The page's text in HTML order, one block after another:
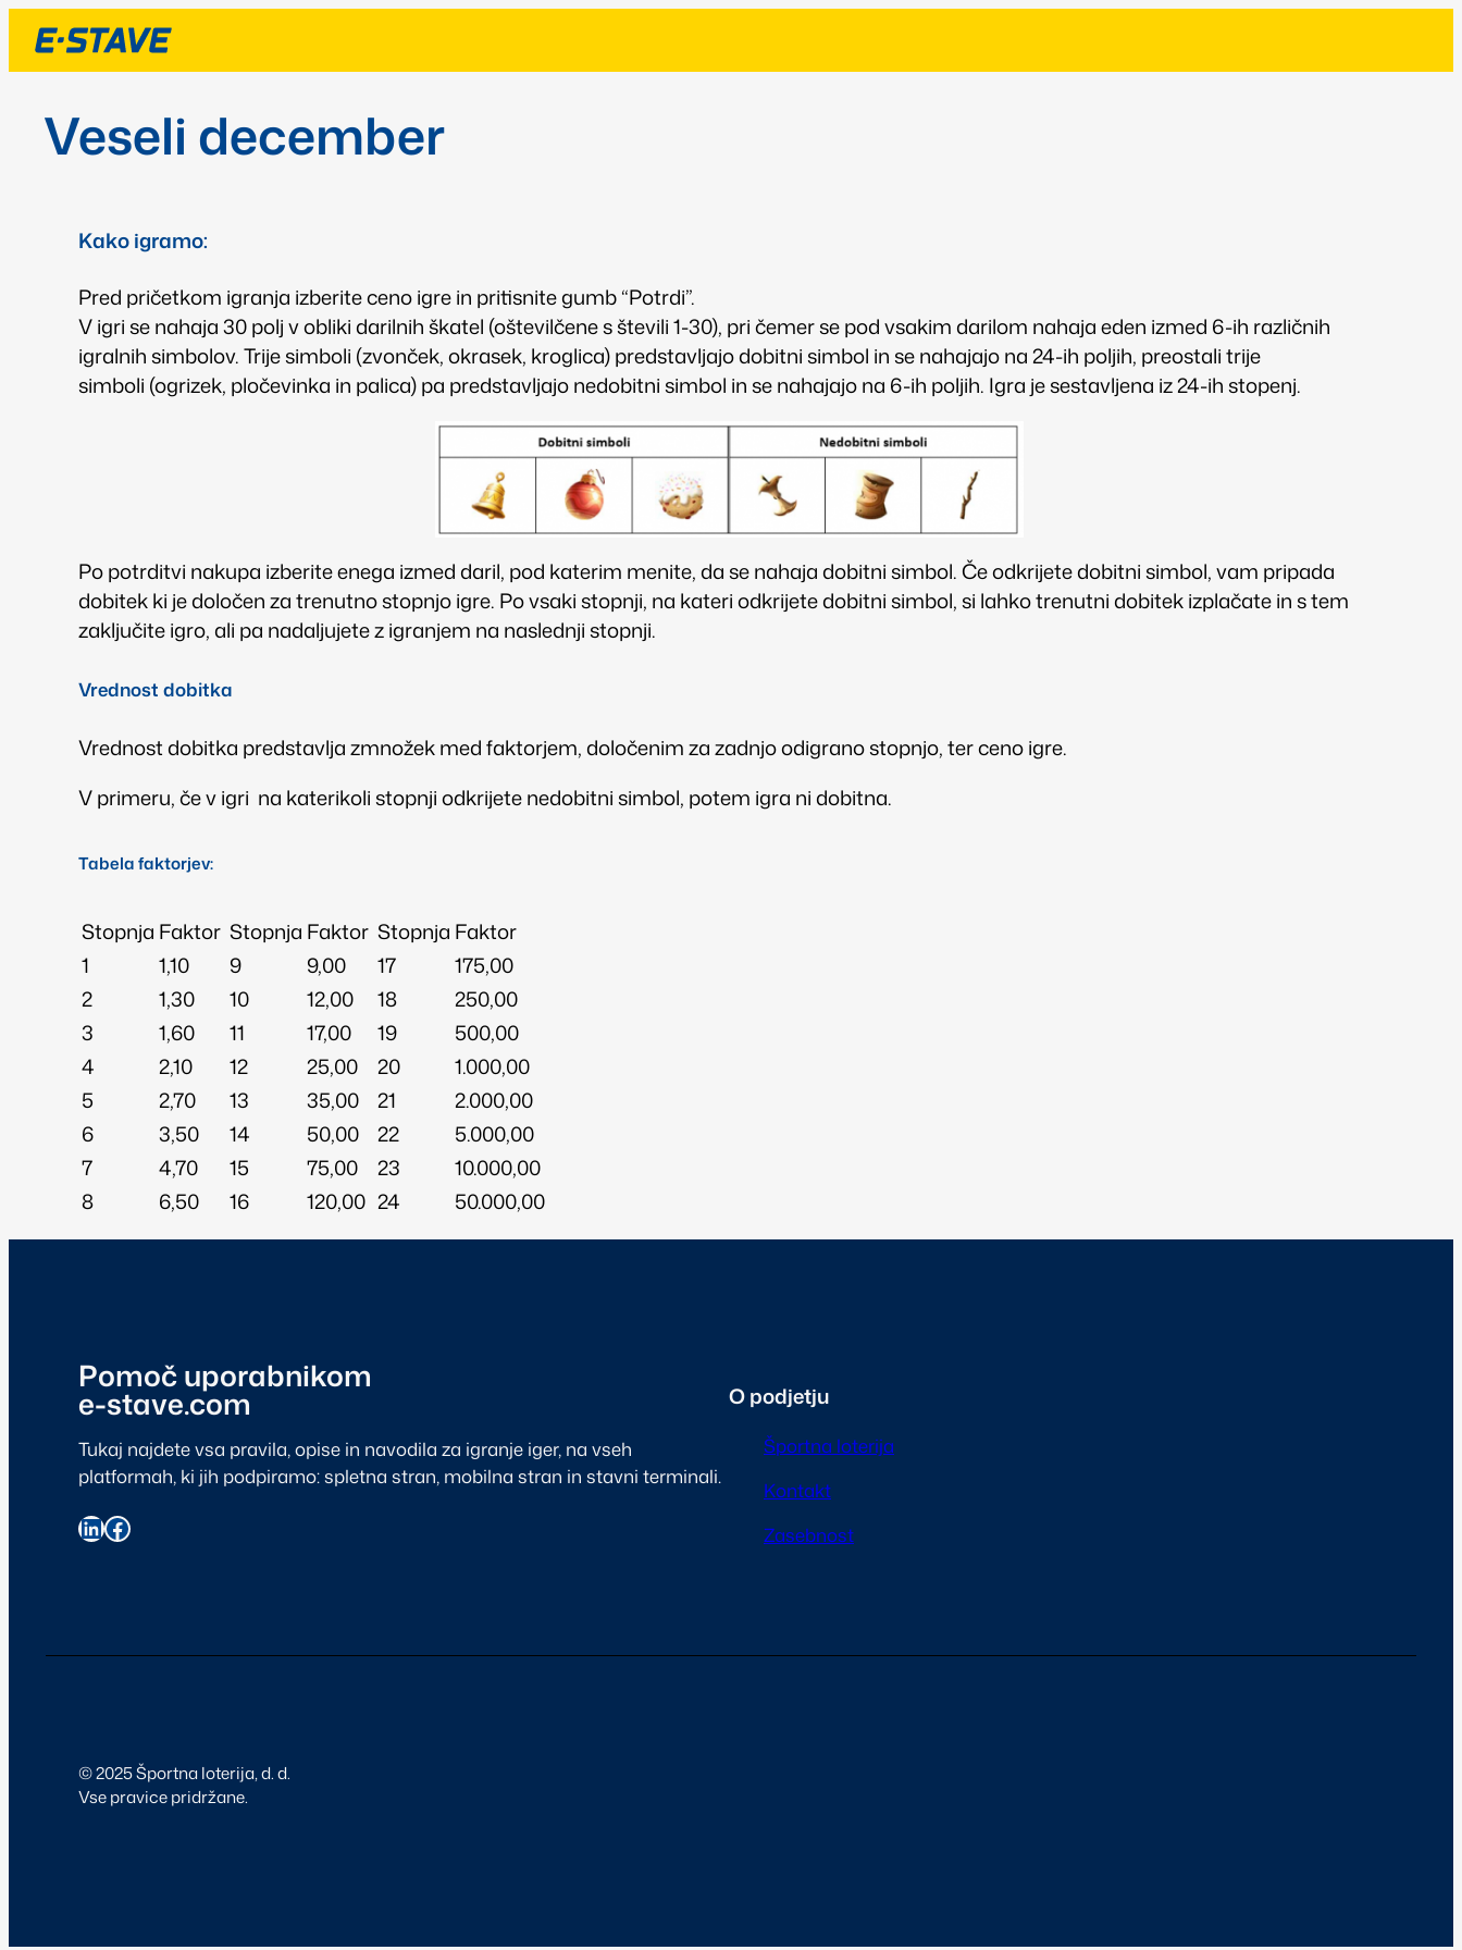
Veseli december
Kako igramo:
Pred pričetkom igranja izberite ceno igre in pritisnite gumb “Potrdi”.
V igri se nahaja 30 polj v obliki darilnih škatel (oštevilčene s števili 1-30), pri čemer se pod vsakim darilom nahaja eden izmed 6-ih različnih
igralnih simbolov. Trije simboli (zvonček, okrasek, kroglica) predstavljajo dobitni simbol in se nahajajo na 24-ih poljih, preostali trije
simboli (ogrizek, pločevinka in palica) pa predstavljajo nedobitni simbol in se nahajajo na 6-ih poljih. Igra je sestavljena iz 24-ih stopenj.
Po potrditvi nakupa izberite enega izmed daril, pod katerim menite, da se nahaja dobitni simbol. Če odkrijete dobitni simbol, vam pripada
dobitek ki je določen za trenutno stopnjo igre. Po vsaki stopnji, na kateri odkrijete dobitni simbol, si lahko trenutni dobitek izplačate in s tem
zaključite igro, ali pa nadaljujete z igranjem na naslednji stopnji.
Vrednost dobitka
Vrednost dobitka predstavlja zmnožek med faktorjem, določenim za zadnjo odigrano stopnjo, ter ceno igre.
V primeru, če v igri na katerikoli stopnji odkrijete nedobitni simbol, potem igra ni dobitna.
Tabela faktorjev:
Stopnja Faktor Stopnja Faktor Stopnja Faktor
1
1,10 9 9,00 17
175,00
2
1,30 10 12,00 18
250,00
3
1,60 11 17,00 19
500,00
4
2,10 12 25,00 20
1.000,00
5
2,70 13 35,00 21
2.000,00
6
3,50 14 50,00 22
5.000,00
7
4,70 15 75,00 23
10.000,00
8
6,50 16 120,00 24 50.000,00
Pomoč uporabnikom
e-stave.com
Tukaj najdete vsa pravila, opise in navodila za igranje iger, na vseh
platformah, ki jih podpiramo: spletna stran, mobilna stran in stavni terminali.
O podjetju
Športna loterija
Kontakt
Zasebnost
© 2025 Športna loterija, d. d.
Vse pravice pridržane.